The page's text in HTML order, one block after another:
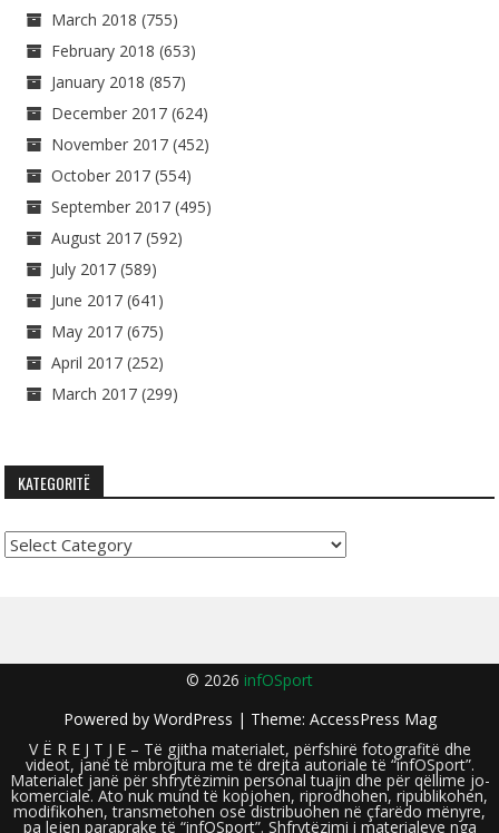
March 2018 (755)
February 2018 (653)
January 2018 (857)
December 2017 (624)
November 2017 (452)
October 2017 (554)
September 2017 (495)
August 2017 (592)
July 2017 (589)
June 2017 (641)
May 2017 (675)
April 2017 (252)
March 2017 (299)
KATEGORITË
Kategoritë
© 2026 infOSport
Powered by WordPress | Theme: AccessPress Mag
V Ë R E J T J E – Të gjitha materialet, përfshirë fotografitë dhe
videot, janë të mbrojtura me të drejta autoriale të “infOSport”.
Materialet janë për shfrytëzimin personal tuajin dhe për qëllime jo-
komerciale. Ato nuk mund të kopjohen, riprodhohen, ripublikohen,
modifikohen, transmetohen ose distribuohen në çfarëdo mënyre,
pa lejen paraprake të “infOSport”. Shfrytëzimi i materialeve nga